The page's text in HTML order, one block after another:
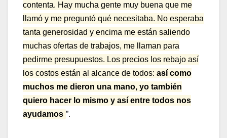
contenta. Hay mucha gente muy buena que me
llamó y me preguntó qué necesitaba. No esperaba
tanta generosidad y encima me están saliendo
muchas ofertas de trabajos, me llaman para
pedirme presupuestos. Los precios los rebajo así
los costos están al alcance de todos: así como
muchos me dieron una mano, yo también
quiero hacer lo mismo y así entre todos nos
ayudamos ”.